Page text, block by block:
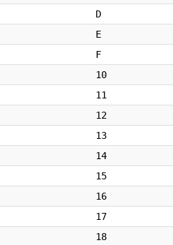
D
E
F
10
11
12
13
14
15
16
17
18